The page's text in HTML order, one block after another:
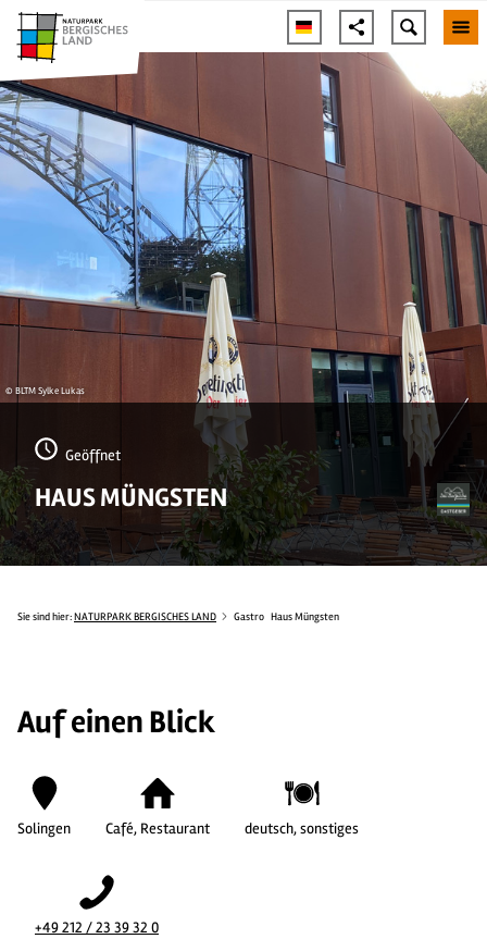
© BLTM Sylke Lukas
Geöffnet
HAUS MÜNGSTEN
Sie sind hier: NATURPARK BERGISCHES LAND Gastro Haus Müngsten
Auf einen Blick
Solingen Café, Restaurant deutsch, sonstiges
+49 212 / 23 39 32 0